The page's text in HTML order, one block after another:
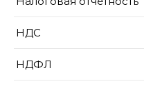
НДС
НДФЛ